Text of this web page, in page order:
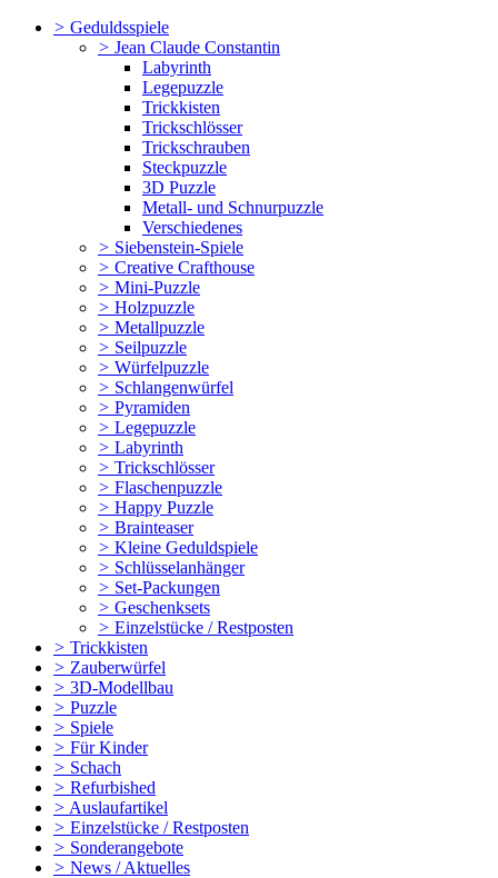
> Geduldsspiele
> Jean Claude Constantin
Labyrinth
Legepuzzle
Trickkisten
Trickschlösser
Trickschrauben
Steckpuzzle
3D Puzzle
Metall- und Schnurpuzzle
Verschiedenes
> Siebenstein-Spiele
> Creative Crafthouse
> Mini-Puzzle
> Holzpuzzle
> Metallpuzzle
> Seilpuzzle
> Würfelpuzzle
> Schlangenwürfel
> Pyramiden
> Legepuzzle
> Labyrinth
> Trickschlösser
> Flaschenpuzzle
> Happy Puzzle
> Brainteaser
> Kleine Geduldspiele
> Schlüsselanhänger
> Set-Packungen
> Geschenksets
> Einzelstücke / Restposten
> Trickkisten
> Zauberwürfel
> 3D-Modellbau
> Puzzle
> Spiele
> Für Kinder
> Schach
> Refurbished
> Auslaufartikel
> Einzelstücke / Restposten
> Sonderangebote
> News / Aktuelles